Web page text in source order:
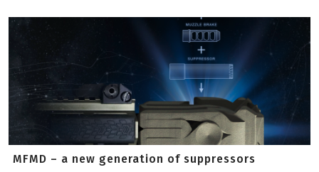
MFMD – a new generation of suppressors